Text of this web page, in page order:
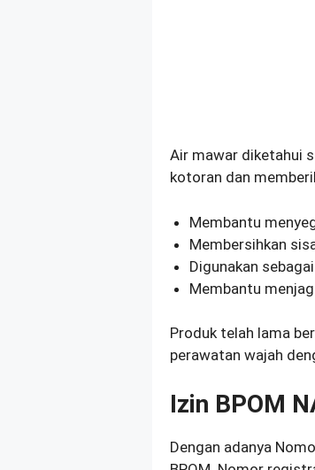
Air mawar diketahui
kotoran dan
Membantu
Membersihkan
Digunakan
Membantu
Produk telah lama
perawatan wajah
Izin BPOM
Dengan adanya